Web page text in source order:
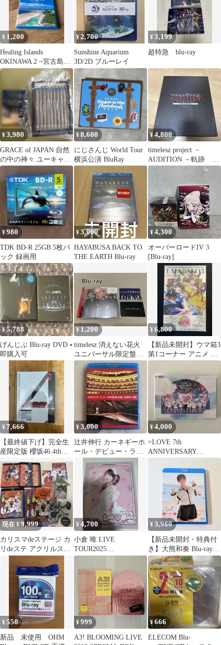
¥ 1,200
Healing Islands
OKINAWA 2 ~宮古島~
Blu-ray
¥2,700
Sunshine Aquarium
3D/2D ブルーレイ
¥3,199
超特急 blu-ray
¥3,980
GRACE of JAPAN 自然
の中の神々 ユーキャン
神社神宮大社ブルーレ
イ
¥8,600
にじさんじ World Tour
横浜公演 BluRay
¥4,800
timelesz project －
AUDITION －軌跡
Blu-ray
¥980
TDK BD-R 25GB 5枚パ
ック 録画用
¥3,000
HAYABUSA BACK TO
THE EARTH Blu-ray
¥4,300
オーバーロードIV 3
[Blu-ray]
¥5,788
げんじぶ Blu-ray DVD ⭑
即購入可
¥ 1,200
timelesz 消えない花火
ユニバーサル限定盤
Blu-ray
¥6,800
【新品未開封】ウマ箱3
第1コーナー アニメ ウ
マ娘 プリティーダービ
ー Season3ehu
¥ 7,666
【最終値下げ】完全生
産限定版 櫻坂46 4thア
ニラ BluRay
¥3,000
辻井伸行 カーネギーホ
ール・デビュー・ライ
ブ ブルーレイ
¥4,000
=LOVE 7th
ANNIVERSARY
現在 ¥9,999
カリスマdeステージ カ
リdeステ アクリルスタ
¥4,700
小倉 唯 LIVE
TOUR2025
「Love♡Ratory」
¥3,980
【新品未開封・特典付
き】大熊和奏 Blu-ray&
ブックレット
¥550
新品 未使用 OHM
¥999
A3! BLOOMING LIVE
¥666
ELECOM Blu-